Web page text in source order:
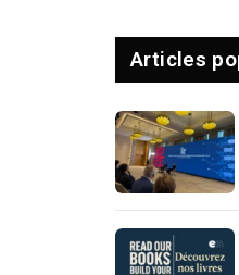
Articles